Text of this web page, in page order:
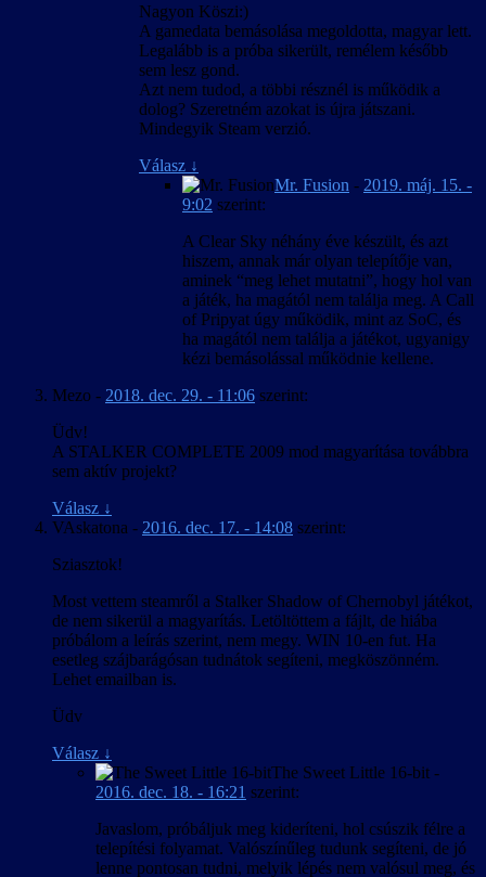
Nagyon Köszi:)
A gamedata bemásolása megoldotta, magyar lett.
Legalább is a próba sikerült, remélem később
sem lesz gond.
Azt nem tudod, a többi résznél is működik a
dolog? Szeretném azokat is újra játszani.
Mindegyik Steam verzió.
Válasz ↓
Mr. Fusion - 2019. máj. 15. -
9:02 szerint:
A Clear Sky néhány éve készült, és azt
hiszem, annak már olyan telepítője van,
aminek “meg lehet mutatni”, hogy hol van
a játék, ha magától nem találja meg. A Call
of Pripyat úgy működik, mint az SoC, és
ha magától nem találja a játékot, ugyanigy
kézi bemásolással működnie kellene.
Mezo - 2018. dec. 29. - 11:06 szerint:
Üdv!
A STALKER COMPLETE 2009 mod magyarítása továbbra
sem aktív projekt?
Válasz ↓
VAskatona - 2016. dec. 17. - 14:08 szerint:
Sziasztok!
Most vettem steamről a Stalker Shadow of Chernobyl játékot,
de nem sikerül a magyarítás. Letöltöttem a fájlt, de hiába
próbálom a leírás szerint, nem megy. WIN 10-en fut. Ha
esetleg szájbarágósan tudnátok segíteni, megköszönném.
Lehet emailban is.
Üdv
Válasz ↓
The Sweet Little 16-bit -
2016. dec. 18. - 16:21 szerint:
Javaslom, próbáljuk meg kideríteni, hol csúszik félre a
telepítési folyamat. Valószínűleg tudunk segíteni, de jó
lenne pontosan tudni, melyik lépés nem valósul meg, és